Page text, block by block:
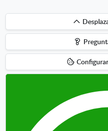
hacia
arriba